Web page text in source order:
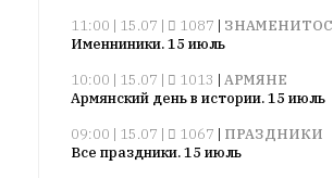
11:00 | 15.07 |
1087 |
Именниники. 15 июль
10:00 | 15.07 |
1013 | АРМЯНЕ
Армянский день в истории. 15 июль
09:00 | 15.07 |
1067 | ПРАЗДНИКИ
Все праздники. 15 июль